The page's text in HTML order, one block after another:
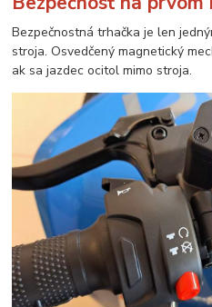
Bezpečnostná trhačka je len
stroja. Osvedčený magnetický
ak sa jazdec ocitol mimo stroja.